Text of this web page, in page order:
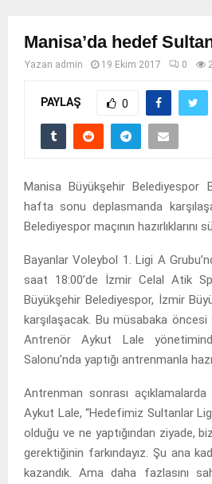
Manisa’da hedef
Yazan admin 19 Ekim 2017 0
PAYLAŞ 0
Manisa Büyükşehir Belediyespor
hafta sonu deplasmanda
Belediyespor maçının hazırlıklarını
Bayanlar Voleybol 1. Ligi A
saat 18:00’de İzmir Celal Atik
Büyükşehir Belediyespor, İzmir
karşılaşacak. Bu müsabaka öncesi
Antrenör Aykut Lale
Salonu’nda yaptığı antrenmanla
Antrenman sonrası
Aykut Lale, “Hedefimiz Sultanlar
olduğu ve ne yaptığından ziyade,
gerektiğinin farkındayız. Şu ana
kazandık. Ama daha fazlasını